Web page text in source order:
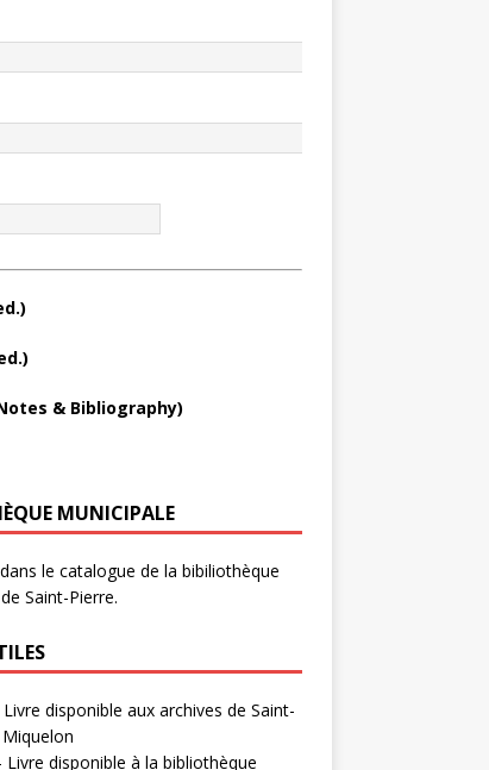
& Bibliography)
MUNICIPALE
le catalogue de la bibiliothèque
Saint-Pierre.
disponible aux archives de Saint-
disponible à la bibliothèque